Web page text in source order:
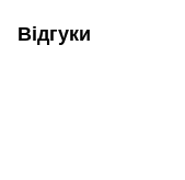
Відгуки